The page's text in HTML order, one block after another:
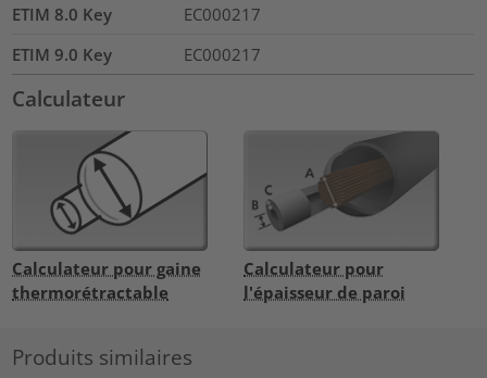
ETIM 8.0 Key
EC000217
ETIM 9.0 Key
EC000217
Calculateur
Calculateur pour gaine
thermorétractable
Calculateur pour
l'épaisseur de paroi
Produits similaires